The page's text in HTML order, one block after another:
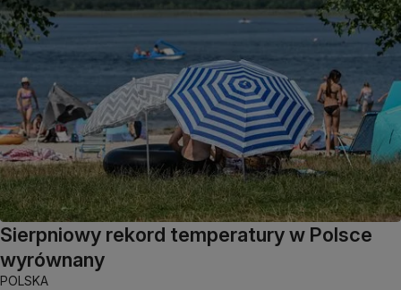
Sierpniowy rekord temperatury w Polsce
wyrównany
POLSKA